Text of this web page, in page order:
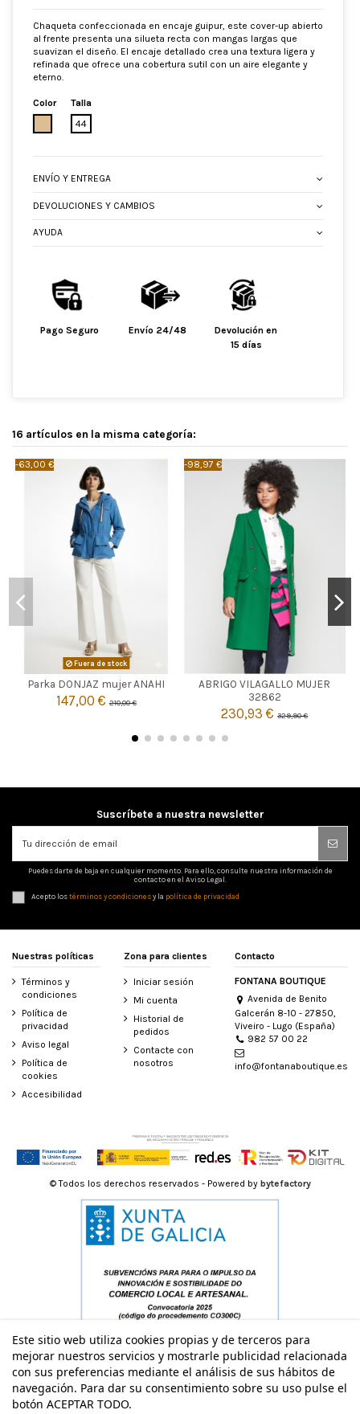
Chaqueta confeccionada en encaje guipur, este cover-up abierto
al frente presenta una silueta recta con mangas largas que
suavizan el diseño. El encaje detallado crea una textura ligera y
refinada que ofrece una cobertura sutil con un aire elegante y
eterno.
Color
Talla
44
ENVÍO Y ENTREGA
DEVOLUCIONES Y CAMBIOS
AYUDA
Pago Seguro Envío 24/48
Devolución en
15 días
16 artículos en la misma categoría:
-63,00 €
Fuera de stock
Parka DONJAZ mujer ANAHI
147,00 €210,00 €
 Agotado
-98,97 €
ABRIGO VILAGALLO MUJER
32862
230,93 €329,90 €
VERDE
42

Suscríbete a nuestra newsletter
Puedes darte de baja en cualquier momento. Para ello, consulte nuestra información de
contacto en el Aviso Legal.
Acepto lostérminos y condicionesy la política de privacidad
Nuestras políticas
Términos y
condiciones
Política de
privacidad
Aviso legal
Política de
cookies
Accesibilidad
Zona para clientes
Iniciar sesión
Mi cuenta
Historial de
pedidos
Contacte con
nosotros
Contacto
FONTANA BOUTIQUE
Avenida de Benito
Galcerán 8-10 - 27850,
Viveiro - Lugo (España)
982 57 00 22
info@fontanaboutique.es
Este sitio web utiliza cookies propias y de terceros para
mejorar nuestros servicios y mostrarle publicidad relacionada
con sus preferencias mediante el análisis de sus hábitos de
navegación. Para dar su consentimiento sobre su uso pulse el
botón ACEPTAR TODO.
© Todos los derechos reservados - Powered by bytefactory